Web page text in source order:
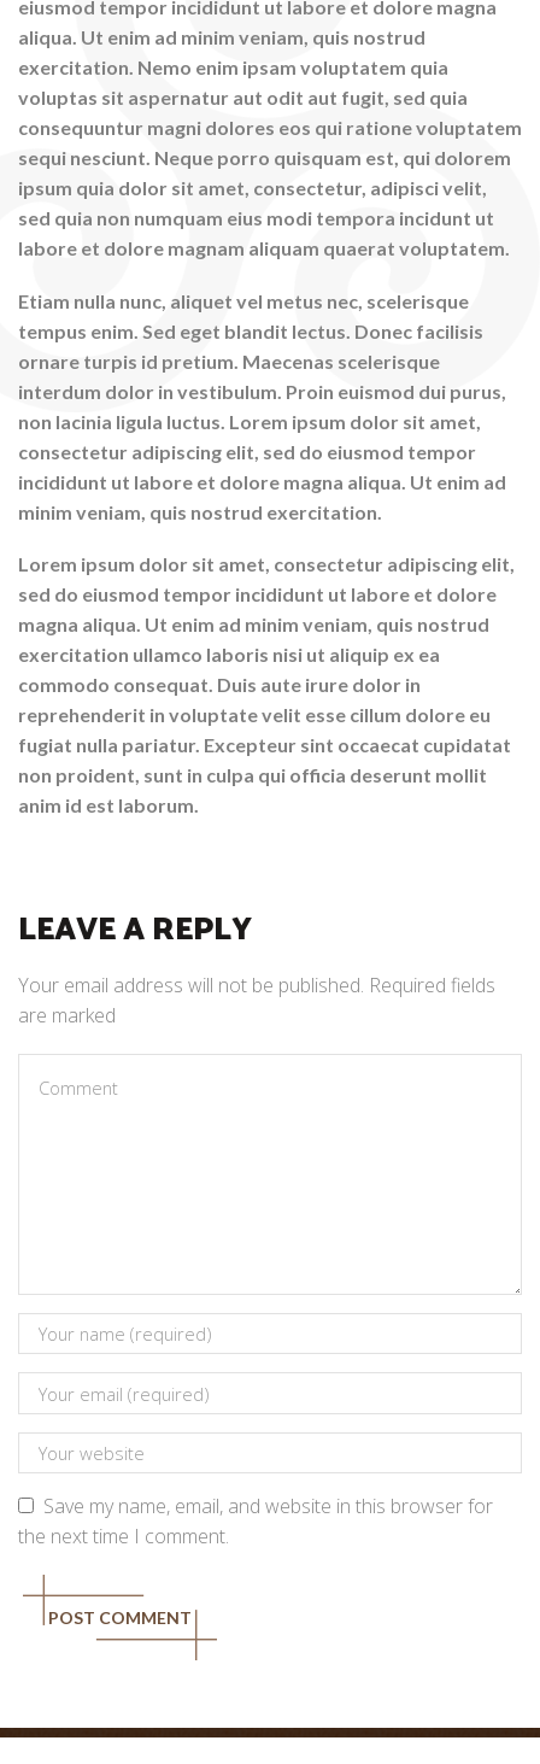
eiusmod tempor incididunt ut labore et dolore magna
aliqua. Ut enim ad minim veniam, quis nostrud
exercitation. Nemo enim ipsam voluptatem quia
voluptas sit aspernatur aut odit aut fugit, sed quia
consequuntur magni dolores eos qui ratione voluptatem
sequi nesciunt. Neque porro quisquam est, qui dolorem
ipsum quia dolor sit amet, consectetur, adipisci velit,
sed quia non numquam eius modi tempora incidunt ut
labore et dolore magnam aliquam quaerat voluptatem.
Etiam nulla nunc, aliquet vel metus nec, scelerisque
tempus enim. Sed eget blandit lectus. Donec facilisis
ornare turpis id pretium. Maecenas scelerisque
interdum dolor in vestibulum. Proin euismod dui purus,
non lacinia ligula luctus. Lorem ipsum dolor sit amet,
consectetur adipiscing elit, sed do eiusmod tempor
incididunt ut labore et dolore magna aliqua. Ut enim ad
minim veniam, quis nostrud exercitation.
Lorem ipsum dolor sit amet, consectetur adipiscing elit,
sed do eiusmod tempor incididunt ut labore et dolore
magna aliqua. Ut enim ad minim veniam, quis nostrud
exercitation ullamco laboris nisi ut aliquip ex ea
commodo consequat. Duis aute irure dolor in
reprehenderit in voluptate velit esse cillum dolore eu
fugiat nulla pariatur. Excepteur sint occaecat cupidatat
non proident, sunt in culpa qui officia deserunt mollit
anim id est laborum.
LEAVE A REPLY
Your email address will not be published. Required fields
are marked
Save my name, email, and website in this browser for
the next time I comment.